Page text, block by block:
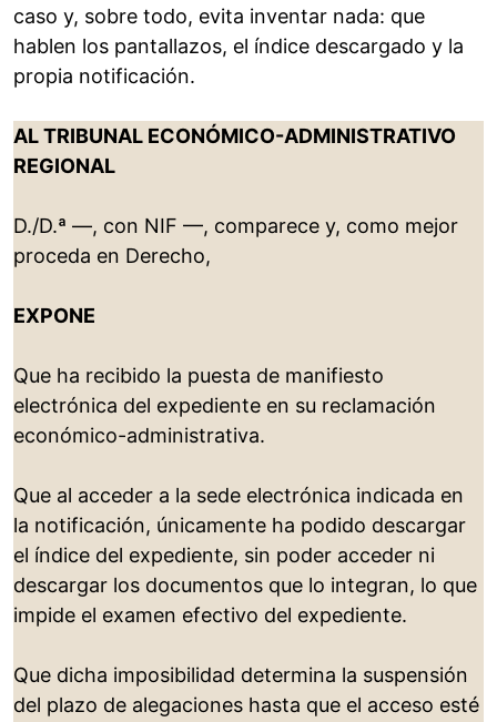
caso y, sobre todo, evita inventar nada: que
hablen los pantallazos, el índice descargado y la
propia notificación.
AL TRIBUNAL ECONÓMICO-ADMINISTRATIVO
REGIONAL
D./D.ª —, con NIF —, comparece y, como mejor
proceda en Derecho,
EXPONE
Que ha recibido la puesta de manifiesto
electrónica del expediente en su reclamación
económico-administrativa.
Que al acceder a la sede electrónica indicada en
la notificación, únicamente ha podido descargar
el índice del expediente, sin poder acceder ni
descargar los documentos que lo integran, lo que
impide el examen efectivo del expediente.
Que dicha imposibilidad determina la suspensión
del plazo de alegaciones hasta que el acceso esté